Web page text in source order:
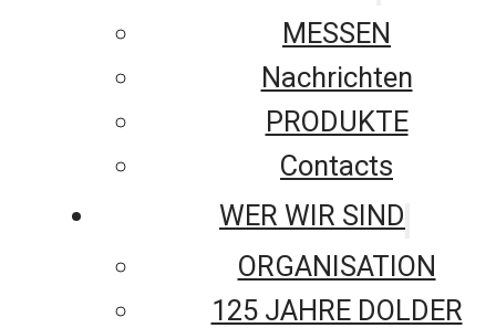
MESSEN
Nachrichten
PRODUKTE
Contacts
WER WIR SIND
ORGANISATION
125 JAHRE DOLDER